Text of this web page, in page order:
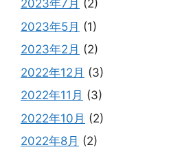
2023年7月 (2)
2023年5月 (1)
2023年2月 (2)
2022年12月 (3)
2022年11月 (3)
2022年10月 (2)
2022年8月 (2)